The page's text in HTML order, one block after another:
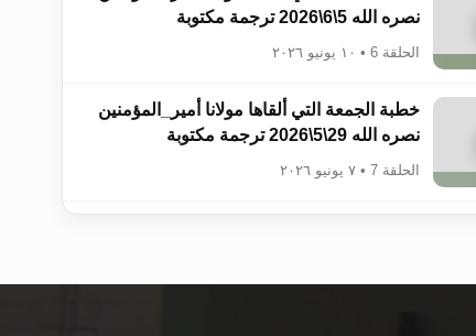
نصره الله 5\6\2026 ترجمة مكتوبة
الحلقة 6 • ١٠ يونيو ٢٠٢٦
خطبة الجمعة التي ألقاها مولانا أمير_المؤمنين​​​​​​
نصره الله 29\5\2026 ترجمة مكتوبة
الحلقة 7 • ٧ يونيو ٢٠٢٦
الحلقة 8 • ٢٦ مايو ٢٠٢٦